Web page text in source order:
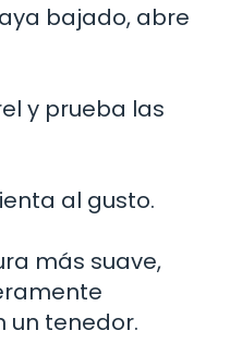
bajado, abre
y prueba las
al gusto.
más suave,
un tenedor.